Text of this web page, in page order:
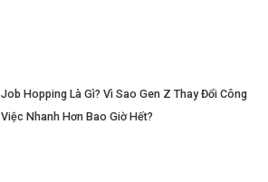
Job Hopping Là Gì? Vì Sao Gen Z Thay Đổi Công
Việc Nhanh Hơn Bao Giờ Hết?